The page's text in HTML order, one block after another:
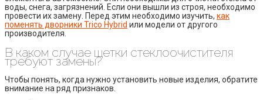
воды, снега, загрязнений. Если они вышли из строя, необходимо
провести их замену. Перед этим необходимо изучить, как
поменять дворники Trico Hybrid или модели от другого
производителя.
В каком случае щетки стеклоочистителя
требуют замены?
Чтобы понять, когда нужно установить новые изделия, обратите
внимание на ряд признаков.